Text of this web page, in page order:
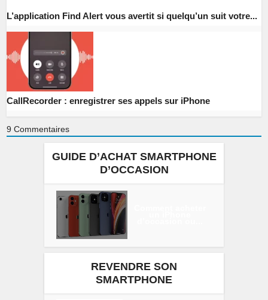
L’application Find Alert vous avertit si quelqu’un suit votre...
CallRecorder : enregistrer ses appels sur iPhone
9 Commentaires
GUIDE D’ACHAT SMARTPHONE
D’OCCASION
REVENDRE SON
SMARTPHONE